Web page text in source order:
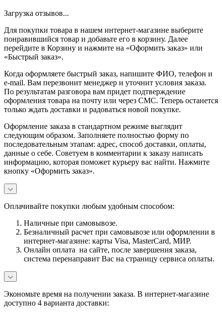
Загрузка отзывов...
Для покупки товара в нашем интернет-магазине выберите
понравившийся товар и добавьте его в корзину. Далее
перейдите в Корзину и нажмите на «Оформить заказ» или
«Быстрый заказ».
Когда оформляете быстрый заказ, напишите ФИО, телефон и
e-mail. Вам перезвонит менеджер и уточнит условия заказа.
По результатам разговора вам придет подтверждение
оформления товара на почту или через СМС. Теперь останется
только ждать доставки и радоваться новой покупке.
Оформление заказа в стандартном режиме выглядит
следующим образом. Заполняете полностью форму по
последовательным этапам: адрес, способ доставки, оплаты,
данные о себе. Советуем в комментарии к заказу написать
информацию, которая поможет курьеру вас найти. Нажмите
кнопку «Оформить заказ».
Оплачивайте покупки любым удобным способом:
Наличные при самовывозе.
Безналичный расчет при самовывозе или оформлении в
интернет-магазине: карты Visa, MasterCard, МИР.
Онлайн оплата на сайте, после завершения заказа,
система перенаправит Вас на страницу сервиса оплаты.
Экономьте время на получении заказа. В интернет-магазине
доступно 4 варианта доставки: